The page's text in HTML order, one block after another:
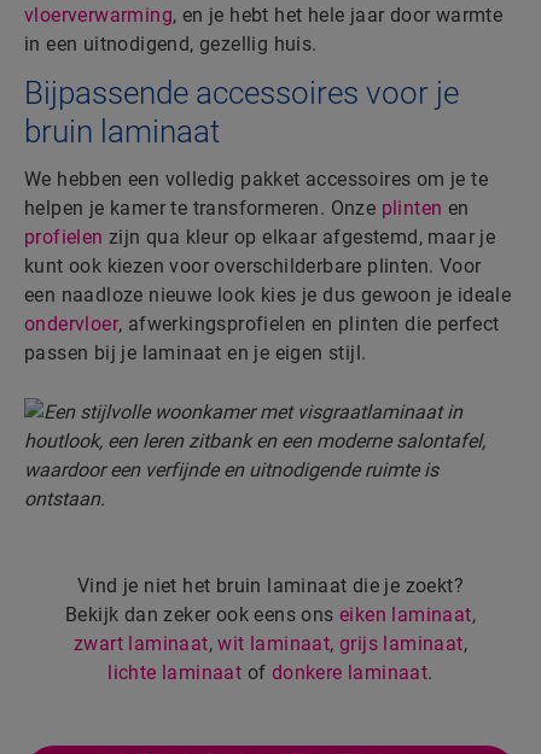
vloerverwarming, en je hebt het hele jaar door warmte
in een uitnodigend, gezellig huis.
Bijpassende accessoires voor je
bruin laminaat
We hebben een volledig pakket accessoires om je te
helpen je kamer te transformeren. Onze plinten en
profielen zijn qua kleur op elkaar afgestemd, maar je
kunt ook kiezen voor overschilderbare plinten. Voor
een naadloze nieuwe look kies je dus gewoon je ideale
ondervloer, afwerkingsprofielen en plinten die perfect
passen bij je laminaat en je eigen stijl.
Vind je niet het bruin laminaat die je zoekt?
Bekijk dan zeker ook eens ons eiken laminaat,
zwart laminaat,wit laminaat,grijs laminaat,
lichte laminaat of donkere laminaat.